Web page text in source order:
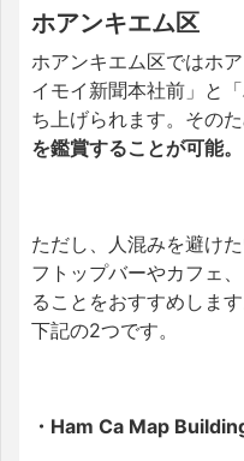
ホアンキエム区
ホアンキエム区ではホ
イモイ新聞本社前」と
ち上げられます。そのた
を鑑賞することが可能。
ただし、人混みを避け
フトップバーやカフェ
ることをおすすめしま
下記の2つです。
・Ham Ca Map